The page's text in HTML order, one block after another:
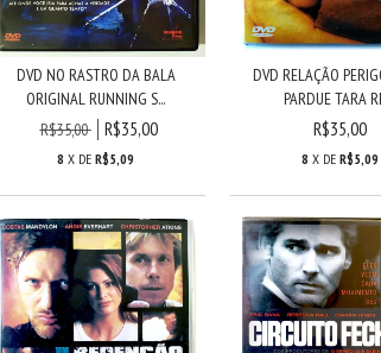
DVD NO RASTRO DA BALA
ORIGINAL RUNNING S...
R$35,00
R$35,00
8 X DER$5,09
DVD RELAÇÃO
PARDUE TARA
R$35,00
8 X DE R$5,09